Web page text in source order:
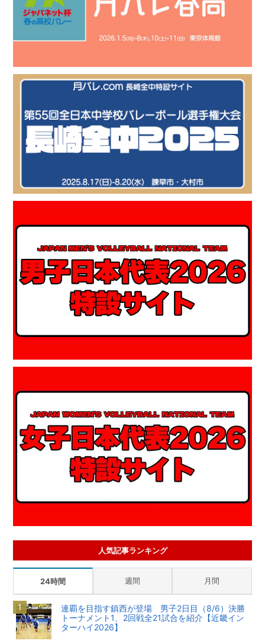
人気記事ランキング
24時間 週間 月間
連覇を目指す鎮西が登場 男子2日目（8/6）決勝
トーナメント1、2回戦全21試合を紹介【近畿イン
ターハイ2026】